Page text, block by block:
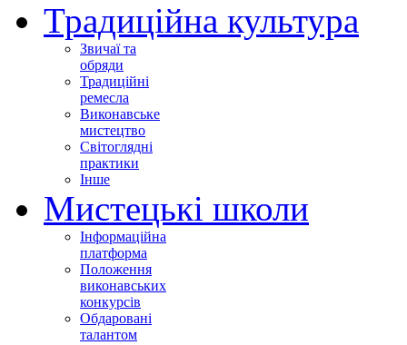
Традиційна культура
Звичаї та
обряди
Традиційні
ремесла
Виконавське
мистецтво
Світоглядні
практики
Інше
Мистецькі школи
Інформаційна
платформа
Положення
виконавських
конкурсів
Обдаровані
талантом